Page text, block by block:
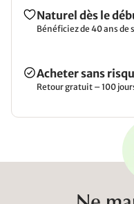
Naturel dès le
Bénéficiez de 40 ans
Acheter sans
Retour gratuit – 100